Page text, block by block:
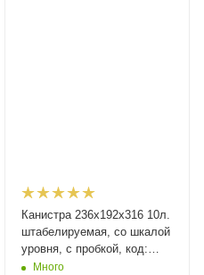
Канистра 236х192х316 10л.
штабелируемая, со шкалой
уровня, с пробкой, код:
37889
Много